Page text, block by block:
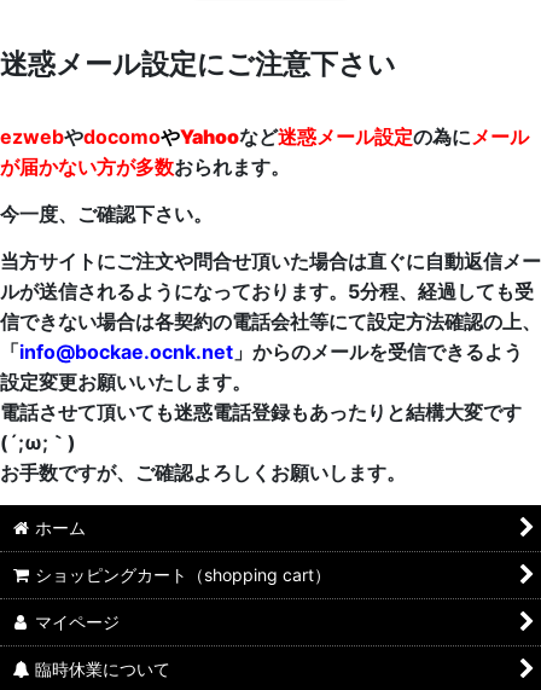
迷惑メール設定にご注意下さい
ezwebやdocomoやYahooなど迷惑メール設定の為に メール
が届かない方が多数おられます。
今一度、ご確認下さい。
当方サイトにご注文や問合せ頂いた場合は直ぐに自動返信メー
ルが送信されるようになっております。5分程、経過しても受
信できない場合は各契約の電話会社等にて設定方法確認の上、
「info@bockae.ocnk.net 」からのメールを受信できるよう
設定変更お願いいたします。
電話させて頂いても迷惑電話登録もあったりと結構大変です
(´;ω;｀)
お手数ですが、ご確認よろしくお願いします。
ホーム
ショッピングカート（shopping cart）
マイページ
臨時休業について